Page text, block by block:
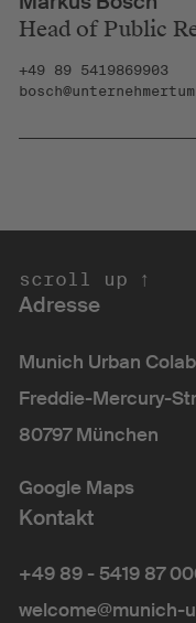
bessere
München
Head of Public
+49 89 5419869903
oll up ↑ scr
Adresse
Munich Urban Colab
Freddie-Mercury-
80797 München
Google Maps
Kontakt
+49 89 - 5419 87
welcome@munich-